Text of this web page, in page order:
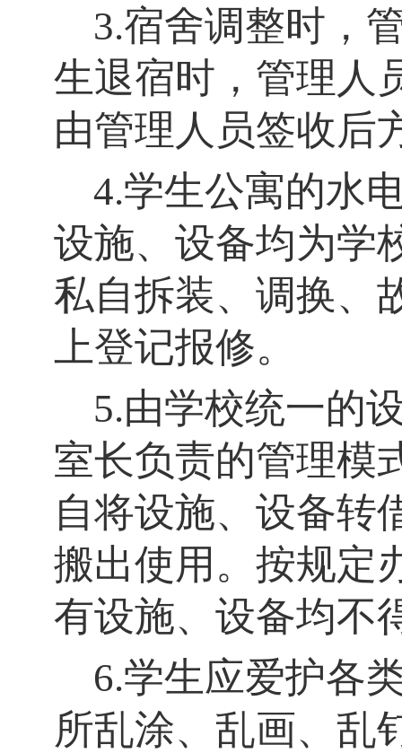
3.宿舍调整时，
生退宿时，管理人
由管理人员签收后
4.学生公寓的水
设施、设备均为学
私自拆装、调换、
上登记报修。
5.由学校统一的
室长负责的管理模
自将设施、设备转
搬出使用。按规定
有设施、设备均不
6.学生应爱护各
所乱涂、乱画、乱